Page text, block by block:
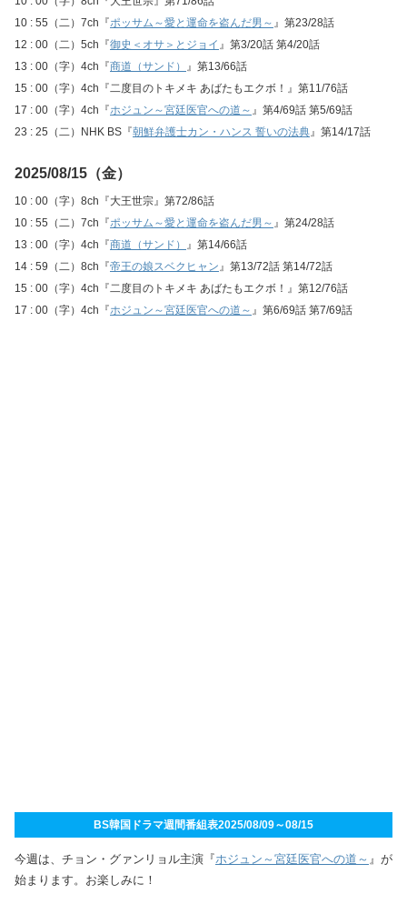
10 : 55（二）7ch『ポッサム～愛と運命を盗んだ男～ 』第23/28話
12 : 00（二）5ch『御史＜オサ＞とジョイ 』第3/20話 第4/20話
13 : 00（字）4ch『商道（サンド） 』第13/66話
15 : 00（字）4ch『二度目のトキメキ あばたもエクボ！』第11/76話
17 : 00（字）4ch『ホジュン～宮廷医官への道～ 』第4/69話 第5/69話
23 : 25（二）NHK BS『朝鮮弁護士カン・ハンス 誓いの法典』第14/17話
2025/08/15（金）
10 : 00（字）8ch『大王世宗』第72/86話
10 : 55（二）7ch『ポッサム～愛と運命を盗んだ男～ 』第24/28話
13 : 00（字）4ch『商道（サンド） 』第14/66話
14 : 59（二）8ch『帝王の娘スベクヒャン』第13/72話 第14/72話
15 : 00（字）4ch『二度目のトキメキ あばたもエクボ！』第12/76話
17 : 00（字）4ch『ホジュン～宮廷医官への道～ 』第6/69話 第7/69話
BS韓国ドラマ週間番組表2025/08/09～08/15
今週は、チョン・グァンリョル主演『ホジュン～宮廷医官への道～ 』が
始まります。お楽しみに！